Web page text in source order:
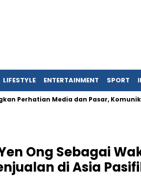
LIFESTYLE ENTERTAINMENT SPORT
Media dan Pasar, Komunikasi
Ong Sebagai
di Asia